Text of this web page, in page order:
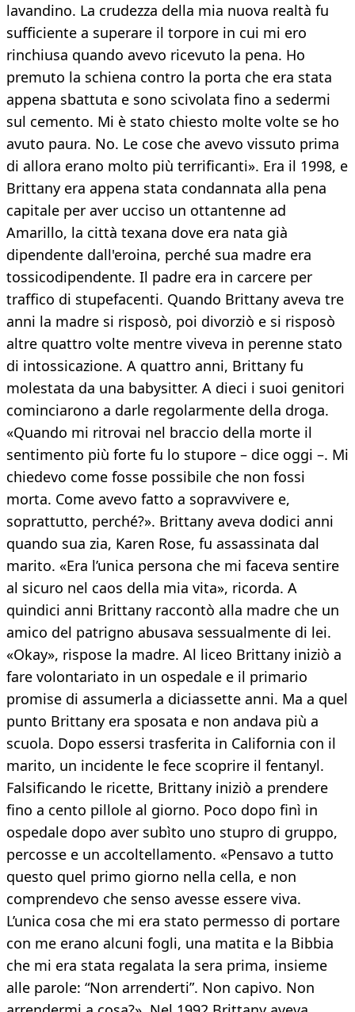
lavandino. La crudezza della mia nuova realtà fu
sufficiente a superare il torpore in cui mi ero
rinchiusa quando avevo ricevuto la pena. Ho
premuto la schiena contro la porta che era stata
appena sbattuta e sono scivolata fino a sedermi
sul cemento. Mi è stato chiesto molte volte se ho
avuto paura. No. Le cose che avevo vissuto prima
di allora erano molto più terrificanti». Era il 1998, e
Brittany era appena stata condannata alla pena
capitale per aver ucciso un ottantenne ad
Amarillo, la città texana dove era nata già
dipendente dall'eroina, perché sua madre era
tossicodipendente. Il padre era in carcere per
traffico di stupefacenti. Quando Brittany aveva tre
anni la madre si risposò, poi divorziò e si risposò
altre quattro volte mentre viveva in perenne stato
di intossicazione. A quattro anni, Brittany fu
molestata da una babysitter. A dieci i suoi genitori
cominciarono a darle regolarmente della droga.
«Quando mi ritrovai nel braccio della morte il
sentimento più forte fu lo stupore – dice oggi –. Mi
chiedevo come fosse possibile che non fossi
morta. Come avevo fatto a sopravvivere e,
soprattutto, perché?». Brittany aveva dodici anni
quando sua zia, Karen Rose, fu assassinata dal
marito. «Era l’unica persona che mi faceva sentire
al sicuro nel caos della mia vita», ricorda. A
quindici anni Brittany raccontò alla madre che un
amico del patrigno abusava sessualmente di lei.
«Okay», rispose la madre. Al liceo Brittany iniziò a
fare volontariato in un ospedale e il primario
promise di assumerla a diciassette anni. Ma a quel
punto Brittany era sposata e non andava più a
scuola. Dopo essersi trasferita in California con il
marito, un incidente le fece scoprire il fentanyl.
Falsificando le ricette, Brittany iniziò a prendere
fino a cento pillole al giorno. Poco dopo finì in
ospedale dopo aver subìto uno stupro di gruppo,
percosse e un accoltellamento. «Pensavo a tutto
questo quel primo giorno nella cella, e non
comprendevo che senso avesse essere viva.
L’unica cosa che mi era stato permesso di portare
con me erano alcuni fogli, una matita e la Bibbia
che mi era stata regalata la sera prima, insieme
alle parole: “Non arrenderti”. Non capivo. Non